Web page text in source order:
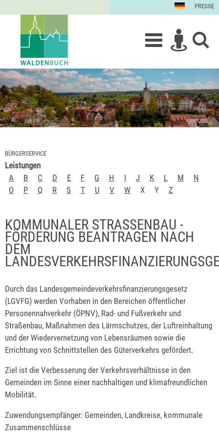
PRESSE
BÜRGERSERVICE
Leistungen
A
B C D E F G H I J K L M
N
O
P Q R S T U V W X Y Z
KOMMUNALER STRASSENBAU - F
ÖRDERUNG BEANTRAGEN NACH D
EM L
Durch das Landesgemeindeverkehrsfinanzierungsgesetz
(LGVFG) werden Vorhaben in den Bereichen öffentlicher
Personennahverkehr (ÖPNV), Rad- und Fußverkehr und
Straßenbau, Maßnahmen des Lärmschutzes, der Luftreinhaltung
und der Wiedervernetzung von Lebensräumen sowie die
Errichtung von Schnittstellen des Güterverkehrs gefördert.
Ziel ist die Verbesserung der Verkehrsverhältnisse in den
Gemeinden im Sinne einer nachhaltigen und klimafreundlichen
Mobilität.
Zuwendungsempfänger: Gemeinden, Landkreise, kommunale
Zusammenschlüsse